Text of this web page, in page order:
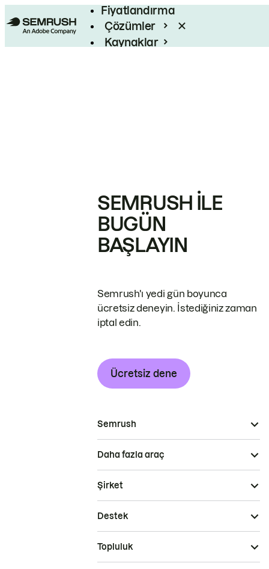
Fiyatlandırma
Çözümler
Kaynaklar
SEMRUSH ILE
BUGÜN
BAŞLAYIN
Semrush'ı yedi gün boyunca
ücretsiz deneyin. İstediğiniz zaman
iptal edin.
Ücretsiz dene
Semrush
Daha fazla araç
Şirket
Destek
Topluluk